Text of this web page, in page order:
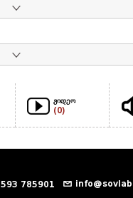
ვიდეო
(0)
593 785901